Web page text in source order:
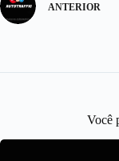
ANTERIOR
Você